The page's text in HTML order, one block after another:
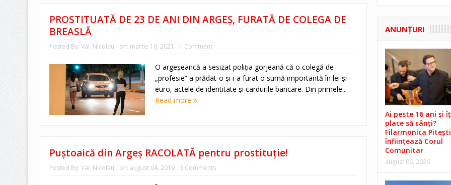
PROSTITUATĂ DE 23 DE ANI DIN ARGEȘ, FURATĂ DE COLEGA DE
BREASLĂ
Posted By: Val. Nicolau on: martie 16, 2021 1 Comment
O argeşeancă a sesizat poliţia gorjeană că o colegă de
„profesie” a prădat-o şi i-a furat o sumă importantă în lei şi
euro, actele de identitate şi cardurile bancare. Din primele...
Read more
Puştoaică din Argeş RACOLATĂ pentru prostituţie!
Posted By: Val. Nicolau on: august 04, 2019 3 Comments
ANUNŢURI
Ai peste 16 ani și
place să cânți?
Filarmonica Pitești
înființează Corul
Comunitar
august 06, 2026